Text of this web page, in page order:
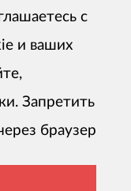
с
и ваших
Запретить
браузер